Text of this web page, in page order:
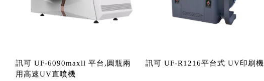
訊可 UF-6090maxll 平台,圓瓶兩
用高速UV直噴機
訊可 UF-R1216平台式 UV印刷機